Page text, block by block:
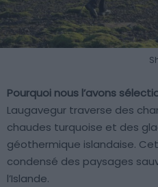
Pourquoi nous l’avons
Laugavegur traverse des
chaudes turquoise et des
géothermique islandaise.
condensé des paysages
l’Islande.